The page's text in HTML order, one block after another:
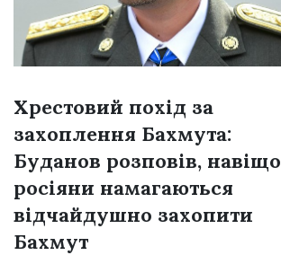
Хрестовий похід за
захоплення Бахмута:
Буданов розповів, навіщо
росіяни намагаються
відчайдушно захопити
Бахмут